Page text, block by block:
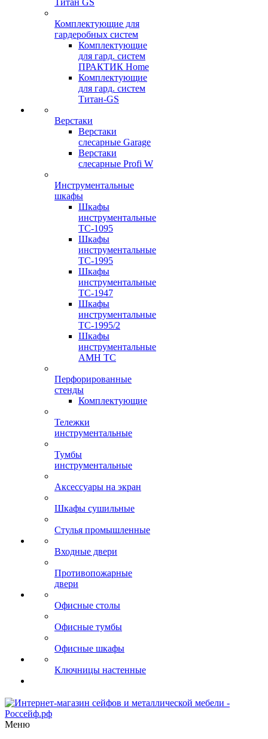
Титан GS
Комплектующие для
гардеробных систем
Комплектующие
для гард. систем
ПРАКТИК Home
Комплектующие
для гард. систем
Титан-GS
Верстаки
Верстаки
слесарные Garage
Верстаки
слесарные Profi W
Инструментальные
шкафы
Шкафы
инструментальные
TC-1095
Шкафы
инструментальные
TC-1995
Шкафы
инструментальные
TC-1947
Шкафы
инструментальные
TC-1995/2
Шкафы
инструментальные
AMH TC
Перфорированные
стенды
Комплектующие
Тележки
инструментальные
Тумбы
инструментальные
Аксессуары на экран
Шкафы сушильные
Стулья промышленные
Входные двери
Противопожарные
двери
Офисные столы
Офисные тумбы
Офисные шкафы
Ключницы настенные
Меню